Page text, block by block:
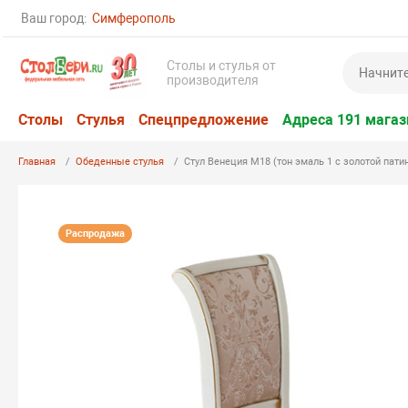
Ваш город: Симферополь
Столы и стулья от
производителя
Столы Стулья Спецпредложение Адреса 191
Главная Обеденные стулья Стул Венеция М18 (тон эмаль 1 с золотой
Распродажа